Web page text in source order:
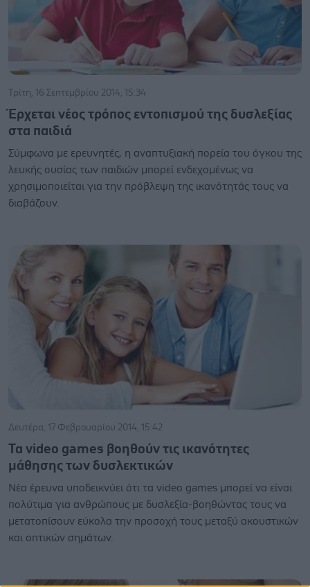
Τρίτη, 16 Σεπτεμβρίου 2014, 15:34
Έρχεται νέος τρόπος εντοπισμού της δυσλεξίας
στα παιδιά
Σύμφωνα με ερευνητές, η αναπτυξιακή πορεία του όγκου της
λευκής ουσίας των παιδιών μπορεί ενδεχομένως να
χρησιμοποιείται για την πρόβλεψη της ικανότητάς τους να
διαβάζουν.
Δευτέρα, 17 Φεβρουαρίου 2014, 15:42
Τα video games βοηθούν τις ικανότητες
μάθησης των δυσλεκτικών
Νέα έρευνα υποδεικνύει ότι τα video games μπορεί να είναι
πολύτιμα για ανθρώπους με δυσλεξία-βοηθώντας τους να
μετατοπίσουν εύκολα την προσοχή τους μεταξύ ακουστικών
και οπτικών σημάτων.